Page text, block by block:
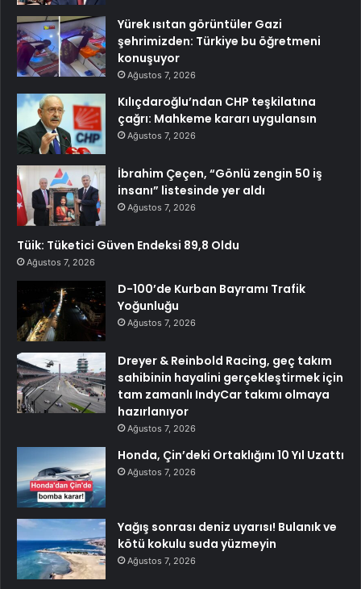
Yürek ısıtan görüntüler Gazi
şehrimizden: Türkiye bu öğretmeni
konuşuyor
Ağustos 7, 2026
Kılıçdaroğlu’ndan CHP teşkilatına
çağrı: Mahkeme kararı uygulansın
Ağustos 7, 2026
İbrahim Çeçen, “Gönlü zengin 50 iş
insanı” listesinde yer aldı
Ağustos 7, 2026
Tüik: Tüketici Güven Endeksi 89,8 Oldu
Ağustos 7, 2026
D-100’de Kurban Bayramı Trafik
Yoğunluğu
Ağustos 7, 2026
Dreyer & Reinbold Racing, geç takım
sahibinin hayalini gerçekleştirmek için
tam zamanlı IndyCar takımı olmaya
hazırlanıyor
Ağustos 7, 2026
Honda, Çin’deki Ortaklığını 10 Yıl Uzattı
Ağustos 7, 2026
Yağış sonrası deniz uyarısı! Bulanık ve
kötü kokulu suda yüzmeyin
Ağustos 7, 2026